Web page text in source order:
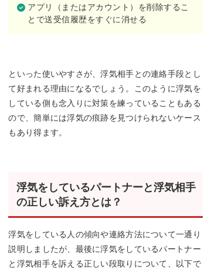
アプリ（またはアカウント）を削除するこ
とで送受信履歴をすぐに消せる
といった使いやすさが、浮気相手との連絡手段とし
て好まれる理由になるでしょう。このように浮気を
している側も念入りに対策を練っていることもある
ので、簡単には浮気の痕跡を見つけられないケース
もあり得ます。
浮気をしているパートナーと浮気相手
の正しい訴え方とは？
浮気をしている人の傾向や連絡方法について一通り
説明しましたが、最後に浮気をしているパートナー
と浮気相手を訴える正しい段取りについて、以下で